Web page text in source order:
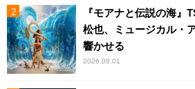
『モアナと伝説の海』
松也、ミュージカル・
響かせる
2026.08.01